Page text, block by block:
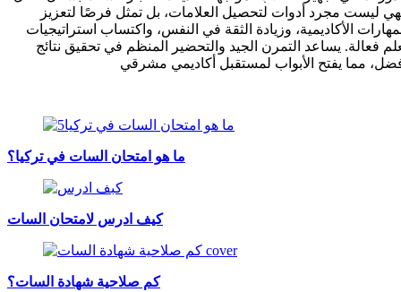
ليست مجرد أدوات لتحصيل العلامات، بل تمثل فرصًا لتعزيز
الأكاديمية، وزيادة الثقة في النفس، واكتساب استراتيجيات
فعالة. يساعد التمرن الجيد والتحضير المنظم في تحقيق نتائج
مما يفتح الأبواب لمستقبل أكاديمي مشرقي
ما هو امتحان السات في تركيا؟
كيف ادرس لامتحان السات
كم صلاحية شهادة السات؟